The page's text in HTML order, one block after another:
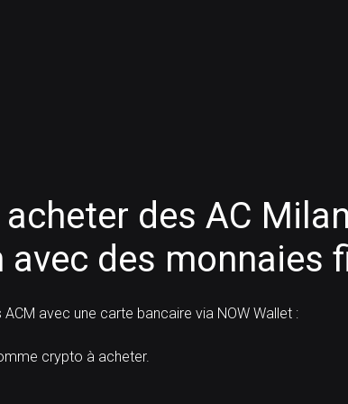
des AC Milan
avec des monnaies
avec une carte bancaire via NOW Wallet :
crypto à acheter.